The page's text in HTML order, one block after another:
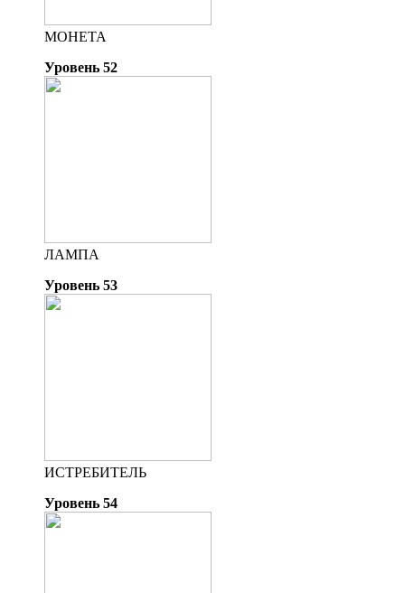
МОНЕТА
Уровень 52
ЛАМПА
Уровень 53
ИСТРЕБИТЕЛЬ
Уровень 54